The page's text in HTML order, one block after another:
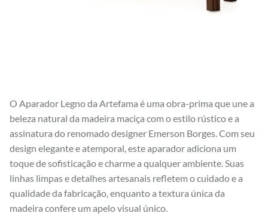
O Aparador Legno da Artefama é uma obra-prima que une a
beleza natural da madeira maciça com o estilo rústico e a
assinatura do renomado designer Emerson Borges. Com seu
design elegante e atemporal, este aparador adiciona um
toque de sofisticação e charme a qualquer ambiente. Suas
linhas limpas e detalhes artesanais refletem o cuidado e a
qualidade da fabricação, enquanto a textura única da
madeira confere um apelo visual único.